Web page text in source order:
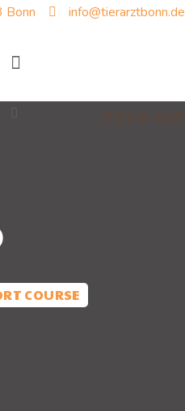
Bonn info@tierarztbonn.de
COURSE